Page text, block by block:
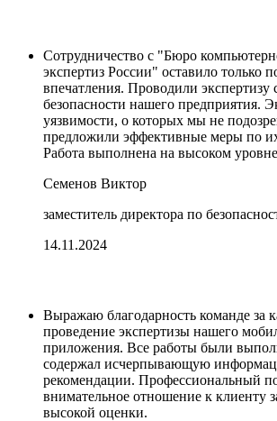
Сотрудничество с "Бюро
экспертиз России" оставило только
впечатления. Проводили экспертизу
безопасности нашего предприятия.
уязвимости, о которых мы не
предложили эффективные меры по
Работа выполнена на высоком
Семенов Виктор
заместитель директора по
14.11.2024
Выражаю благодарность команде за
проведение экспертизы нашего
приложения. Все работы были
содержал исчерпывающую
рекомендации. Профессиональный
внимательное отношение к клиенту
высокой оценки.